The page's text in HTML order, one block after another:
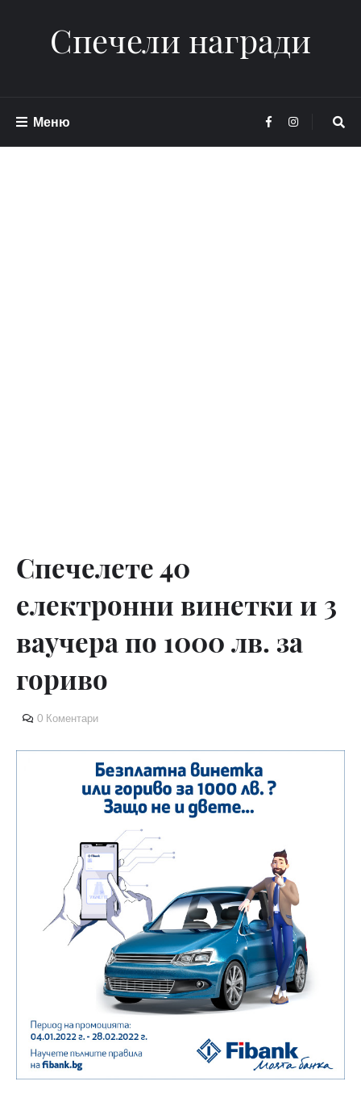
Спечели награди
Меню
Спечелете 40
електронни винетки и 3
ваучера по 1000 лв. за
гориво
0 Коментари